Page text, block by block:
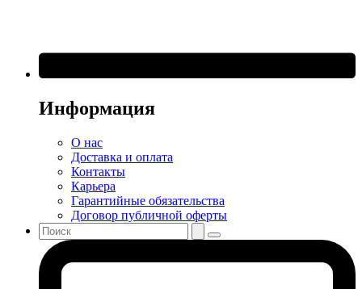
Информация
О нас
Доставка и оплата
Контакты
Карьера
Гарантийные обязательства
Договор публичной оферты